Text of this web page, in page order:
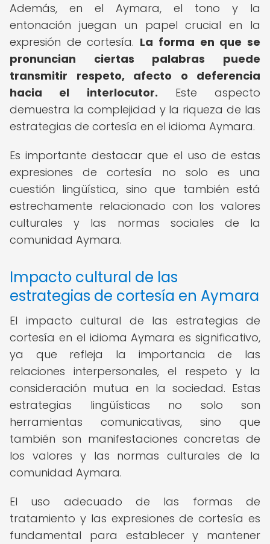
Además, en el Aymara, el tono y la
entonación juegan un papel crucial en la
expresión de cortesía. La forma en que se
pronuncian ciertas palabras puede
transmitir respeto, afecto o deferencia
hacia el interlocutor. Este aspecto
demuestra la complejidad y la riqueza de las
estrategias de cortesía en el idioma Aymara.
Es importante destacar que el uso de estas
expresiones de cortesía no solo es una
cuestión lingüística, sino que también está
estrechamente relacionado con los valores
culturales y las normas sociales de la
comunidad Aymara.
Impacto cultural de las
estrategias de cortesía en Aymara
El impacto cultural de las estrategias de
cortesía en el idioma Aymara es significativo,
ya que refleja la importancia de las
relaciones interpersonales, el respeto y la
consideración mutua en la sociedad. Estas
estrategias lingüísticas no solo son
herramientas comunicativas, sino que
también son manifestaciones concretas de
los valores y las normas culturales de la
comunidad Aymara.
El uso adecuado de las formas de
tratamiento y las expresiones de cortesía es
fundamental para establecer y mantener